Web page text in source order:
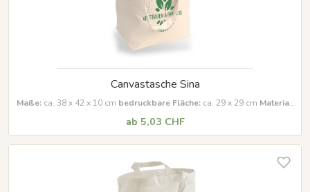
Canvastasche Sina
Maße:ca. 38 x 42 x 10 cm bedruckbare Fläche:ca. 29 x 29 cm Material:
ab 5,03 CHF